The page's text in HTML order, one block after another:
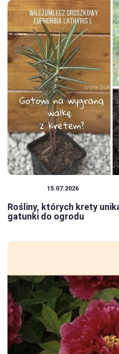
15.07.2026
Rośliny, których krety
gatunki do ogrodu